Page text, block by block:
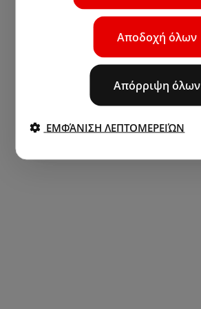
Αποδοχή όλων
Απόρριψη όλων
ΕΜΦΆΝΙΣΗ ΛΕΠΤΟΜΕΡΕΙΏΝ